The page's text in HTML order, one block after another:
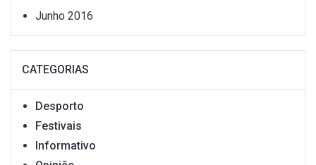
Junho 2016
CATEGORIAS
Desporto
Festivais
Informativo